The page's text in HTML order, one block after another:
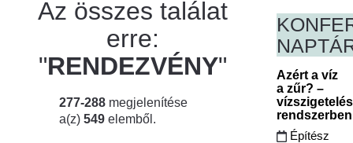
Az összes találat
erre:
"RENDEZVÉNY"
277-288 megjelenítése
a(z) 549 elemből.
Azért a víz
a zűr? –
Építész